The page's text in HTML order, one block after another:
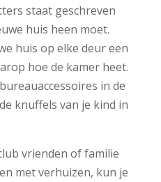
staat geschreven
huis heen moet.
huis op elke deur een
hoe de kamer heet.
in de
knuffels van je kind in
vrienden of familie
met verhuizen, kun je